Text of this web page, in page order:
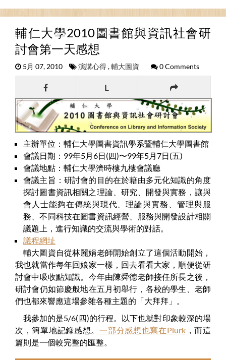
輔仁大學2010圖書館與資訊社會研
討會第一天感想
5月 07, 2010 演講心得,輔大圖資 0 Comments
L
主辦單位：輔仁大學圖書資訊學系暨輔仁大學圖書館
會議日期：99年5月6日(四)〜99年5月7日(五)
會議地點：輔仁大學濟時樓九樓會議廳
會議主旨：研討會的目的在於藉由多元化知識的角度
探討圖書資訊相關之理論、研究、開發與實務，讓與
會人士能夠在傳統與現代、理論與實務、管理與服
務、不同科技在圖書資訊經營、服務與開發設計相關
議題上，進行知識的交流與學術的對話。
議程網址
輔大圖資自從林麗娟老師開始創立了這個活動開始，
我也就當作每年回娘家一樣，回去看看大家，順便從研
討會中吸收點知識。今年由陳舜德老師接任所長之後，
研討會仍如節慶般地在五月初舉行，各校的學生、老師
們也都來響應這場參雜各種主題的「大拜拜」。
我參加的是5/6(四)的行程。以下也就對印象較深的場
次，簡單地記錄感想。一部分感想也寫在Plurk，而這
篇則是一個較完整的匯整。